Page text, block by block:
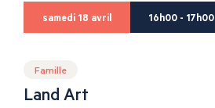
samedi 18 avril 16h00 - 17h00
Famille
Land Art